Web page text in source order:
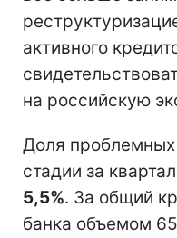
активного
на российскую
Доля проблемных
стадии за
5,5%. За общий
банка объемом